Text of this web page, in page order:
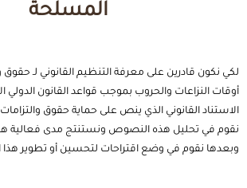
المسلحة
لكي نكون قادرين على معرفة التنظيم القانوني لـ
أوقات النزاعات والحروب بموجب قواعد القانون الدولي
الاستناد القانوني الذي ينص على حماية حقوق
نقوم في تحليل هذه النصوص ونستنتج مدى فعالية هذا
وبعدها نقوم في وضع اقتراحات لتحسين أو تطوير هذا